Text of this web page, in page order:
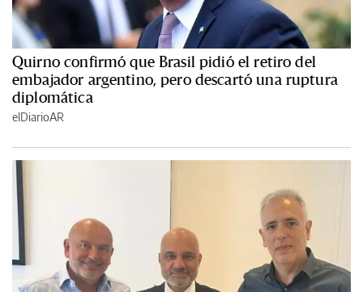
Quirno confirmó que Brasil pidió el retiro del
embajador argentino, pero descartó una ruptura
diplomática
elDiarioAR